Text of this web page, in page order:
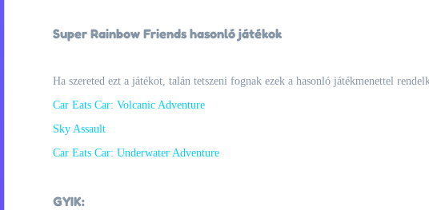
Super Rainbow Friends hasonló játékok
Ha szereted ezt a játékot, talán tetszeni fognak ezek a hasonló játékmenettel
Car Eats Car: Volcanic Adventure
Sky Assault
Car Eats Car: Underwater Adventure
GYIK: